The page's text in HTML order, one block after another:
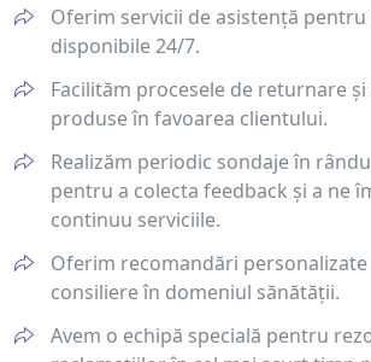
Oferim servicii de asistență pentru
disponibile 24/7.
Facilităm procesele de returnare
produse în favoarea clientului.
Realizăm periodic sondaje în
pentru a colecta feedback și a ne
continuu serviciile.
Oferim recomandări
consiliere în domeniul sănătății.
Avem o echipă specială pentru